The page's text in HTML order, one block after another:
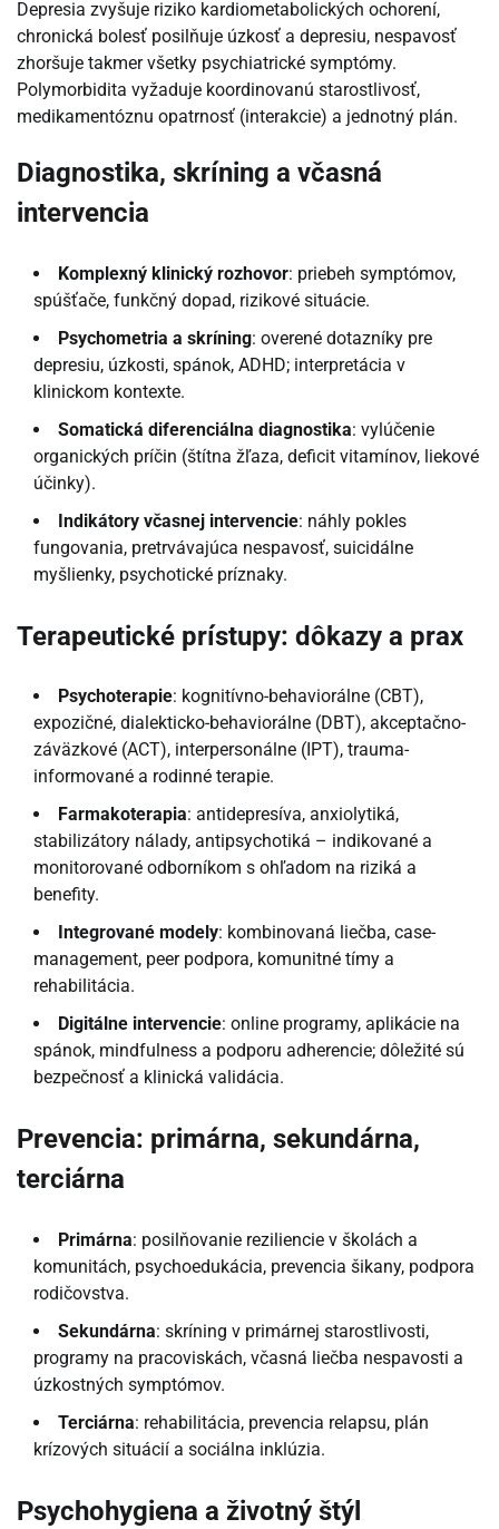
Depresia zvyšuje riziko kardiometabolických ochorení,
chronická bolesť posilňuje úzkosť a depresiu, nespavosť
zhoršuje takmer všetky psychiatrické symptómy.
Polymorbidita vyžaduje koordinovanú starostlivosť,
medikamentóznu opatrnosť (interakcie) a jednotný plán.
Diagnostika, skríning a včasná
intervencia
Komplexný klinický rozhovor: priebeh symptómov,
spúšťače, funkčný dopad, rizikové situácie.
Psychometria a skríning: overené dotazníky pre
depresiu, úzkosti, spánok, ADHD; interpretácia v
klinickom kontexte.
Somatická diferenciálna diagnostika: vylúčenie
organických príčin (štítna žľaza, deficit vitamínov, liekové
účinky).
Indikátory včasnej intervencie: náhly pokles
fungovania, pretrvávajúca nespavosť, suicidálne
myšlienky, psychotické príznaky.
Terapeutické prístupy: dôkazy a prax
Psychoterapie: kognitívno-behaviorálne (CBT),
expozičné, dialekticko-behaviorálne (DBT), akceptačno-
záväzkové (ACT), interpersonálne (IPT), trauma-
informované a rodinné terapie.
Farmakoterapia: antidepresíva, anxiolytiká,
stabilizátory nálady, antipsychotiká – indikované a
monitorované odborníkom s ohľadom na riziká a
benefity.
Integrované modely: kombinovaná liečba, case-
management, peer podpora, komunitné tímy a
rehabilitácia.
Digitálne intervencie: online programy, aplikácie na
spánok, mindfulness a podporu adherencie; dôležité sú
bezpečnosť a klinická validácia.
Prevencia: primárna, sekundárna,
terciárna
Primárna: posilňovanie reziliencie v školách a
komunitách, psychoedukácia, prevencia šikany, podpora
rodičovstva.
Sekundárna: skríning v primárnej starostlivosti,
programy na pracoviskách, včasná liečba nespavosti a
úzkostných symptómov.
Terciárna: rehabilitácia, prevencia relapsu, plán
krízových situácií a sociálna inklúzia.
Psychohygiena a životný štýl